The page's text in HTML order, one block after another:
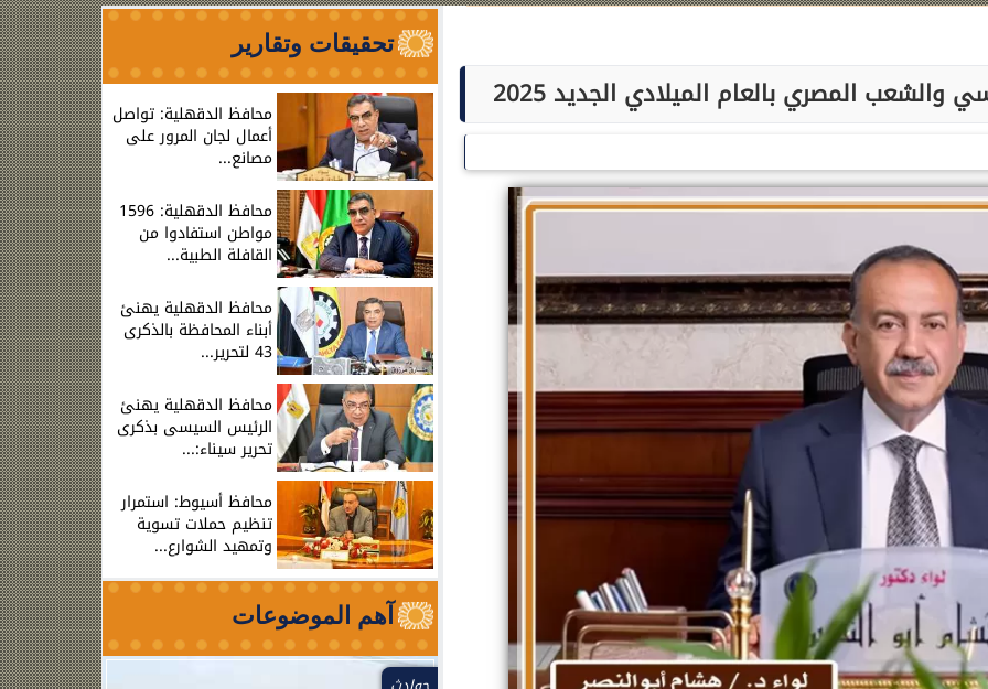
المصري بالعام الميلادي الجديد 2025
تحقيقات وتقارير
محافظ الدقهلية: تواصل
أعمال لجان المرور على
مصانع...
محافظ الدقهلية: 1596
مواطن استفادوا من
القافلة الطبية...
محافظ الدقهلية يهنئ
أبناء المحافظة بالذكرى
43 لتحرير...
محافظ الدقهلية يهنئ
الرئيس السيسى بذكرى
تحرير سيناء:...
محافظ أسيوط: استمرار
تنظيم حملات تسوية
وتمهيد الشوارع...
آهم الموضوعات